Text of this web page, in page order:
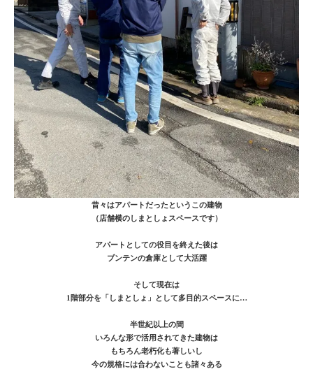
昔々はアパートだったというこの建物
（店舗横のしまとしょスペースです）
アパートとしての役目を終えた後は
ブンテンの倉庫として大活躍
そして現在は
1階部分を「しまとしょ」として多目的スペースに…
半世紀以上の間
いろんな形で活用されてきた建物は
もちろん老朽化も著しいし
今の規格には合わないことも諸々ある